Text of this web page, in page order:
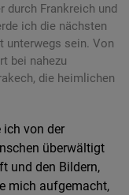
durch Frankreich und
ich die nächsten
unterwegs sein. Von
bei nahezu
die heimlichen
von der
überwältigt
und den Bildern,
mich aufgemacht,